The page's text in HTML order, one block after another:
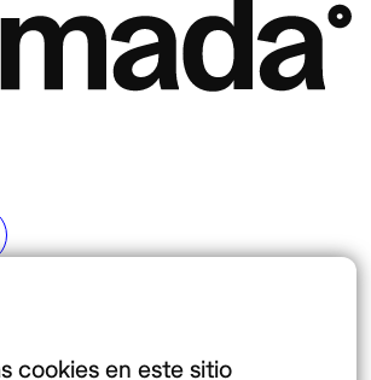
cookies en este sitio
Destinos